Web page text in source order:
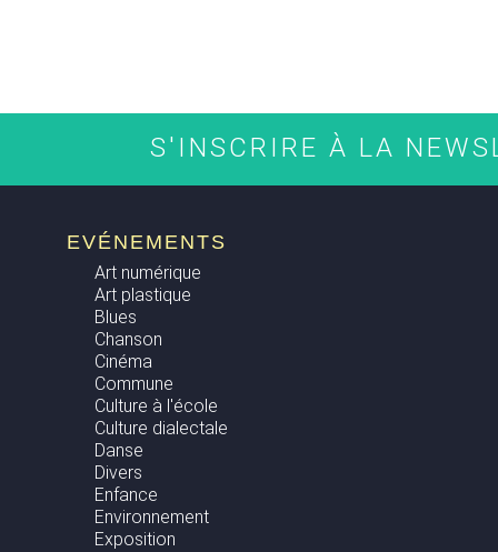
S'INSCRIRE À LA
EVÉNEMENTS
Art numérique
Art plastique
Blues
Chanson
Cinéma
Commune
Culture à l'école
Culture dialectale
Danse
Divers
Enfance
Environnement
Exposition